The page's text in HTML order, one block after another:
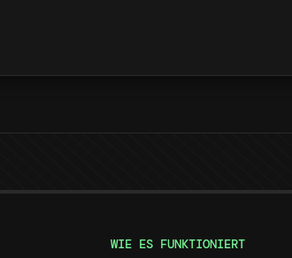
WIE ES FUNKTIONIERT